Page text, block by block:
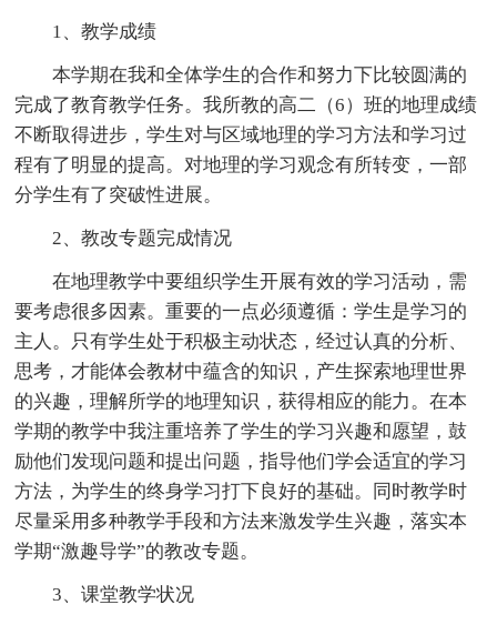
1、教学成绩
本学期在我和全体学生的合作和努力下比较圆满的
完成了教育教学任务。我所教的高二（6）班的地理成绩
不断取得进步，学生对与区域地理的学习方法和学习过
程有了明显的提高。对地理的学习观念有所转变，一部
分学生有了突破性进展。
2、教改专题完成情况
在地理教学中要组织学生开展有效的学习活动，需
要考虑很多因素。重要的一点必须遵循：学生是学习的
主人。只有学生处于积极主动状态，经过认真的分析、
思考，才能体会教材中蕴含的知识，产生探索地理世界
的兴趣，理解所学的地理知识，获得相应的能力。在本
学期的教学中我注重培养了学生的学习兴趣和愿望，鼓
励他们发现问题和提出问题，指导他们学会适宜的学习
方法，为学生的终身学习打下良好的基础。同时教学时
尽量采用多种教学手段和方法来激发学生兴趣，落实本
学期“激趣导学”的教改专题。
3、课堂教学状况